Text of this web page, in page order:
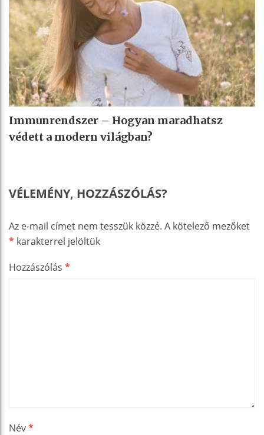
Immunrendszer – Hogyan maradhatsz
védett a modern világban?
VÉLEMÉNY, HOZZÁSZÓLÁS?
Az e-mail címet nem tesszük közzé. A kötelező mezőket
* karakterrel jelöltük
Hozzászólás *
Név*